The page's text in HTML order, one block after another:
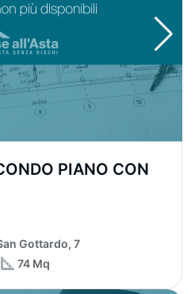
PIANO CON
Gottardo, 7
74 Mq